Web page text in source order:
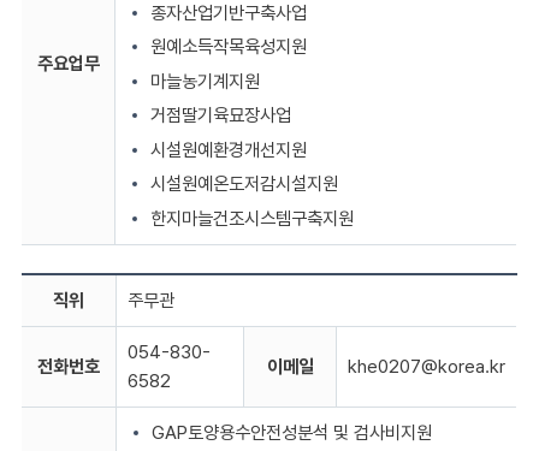
주요업무
종자산업기반구축사업
원예소득작목육성지원
마늘농기계지원
거점딸기육묘장사업
시설원예환경개선지원
시설원예온도저감시설지원
한지마늘건조시스템구축지원
직위 주무관
전화번호
054-830-
6582
이메일 khe0207@korea.kr
GAP토양용수안전성분석 및 검사비지원